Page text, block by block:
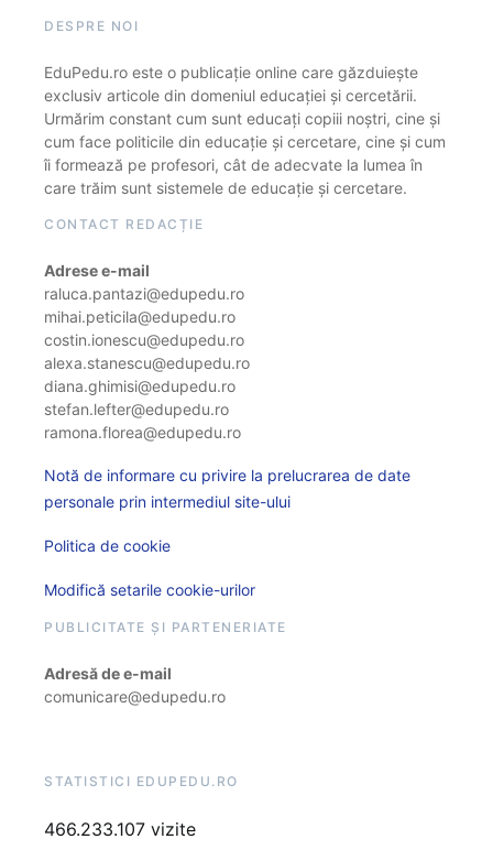
DESPRE NOI
EduPedu.ro este o publicație online care găzduiește
exclusiv articole din domeniul educației și cercetării.
Urmărim constant cum sunt educați copiii noștri, cine și
cum face politicile din educație și cercetare, cine și cum
îi formează pe profesori, cât de adecvate la lumea în
care trăim sunt sistemele de educație și cercetare.
CONTACT REDACȚIE
Adrese e-mail
raluca.pantazi@edupedu.ro
mihai.peticila@edupedu.ro
costin.ionescu@edupedu.ro
alexa.stanescu@edupedu.ro
diana.ghimisi@edupedu.ro
stefan.lefter@edupedu.ro
ramona.florea@edupedu.ro
Notă de informare cu privire la prelucrarea de date
personale prin intermediul site-ului
Politica de cookie
Modifică setarile cookie-urilor
PUBLICITATE ȘI PARTENERIATE
Adresă de e-mail
comunicare@edupedu.ro
STATISTICI EDUPEDU.RO
466.233.107 vizite